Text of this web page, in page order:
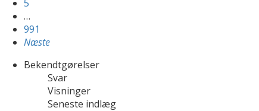
5
…
991
Næste
Bekendtgørelser
Svar
Visninger
Seneste indlæg